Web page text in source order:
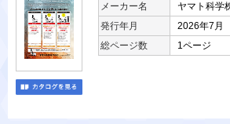
メーカー名
ヤマト科学
発行年月
2026年7月
総ページ数
1ページ